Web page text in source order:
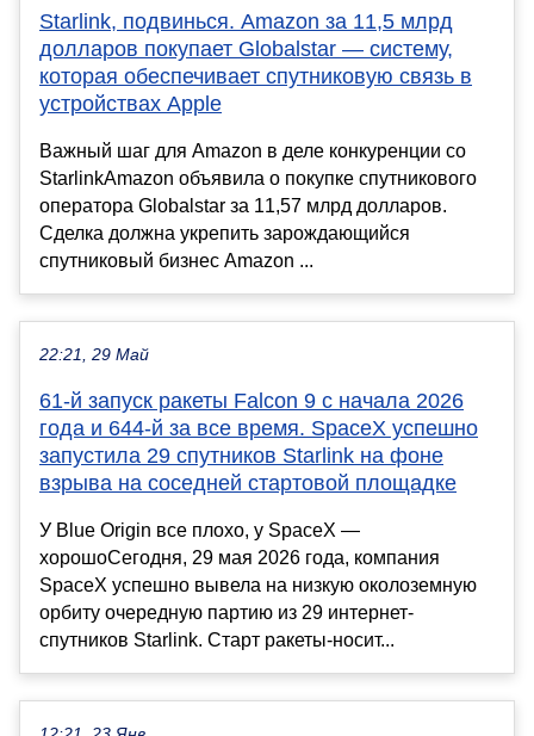
Starlink, подвинься. Amazon за 11,5 млрд
долларов покупает Globalstar — систему,
которая обеспечивает спутниковую связь в
устройствах Apple
Важный шаг для Amazon в деле конкуренции со
StarlinkAmazon объявила о покупке спутникового
оператора Globalstar за 11,57 млрд долларов.
Сделка должна укрепить зарождающийся
спутниковый бизнес Amazon ...
22:21, 29 Май
61-й запуск ракеты Falcon 9 с начала 2026
года и 644-й за все время. SpaceX успешно
запустила 29 спутников Starlink на фоне
взрыва на соседней стартовой площадке
У Blue Origin все плохо, у SpaceX —
хорошоСегодня, 29 мая 2026 года, компания
SpaceX успешно вывела на низкую околоземную
орбиту очередную партию из 29 интернет-
спутников Starlink. Старт ракеты-носит...